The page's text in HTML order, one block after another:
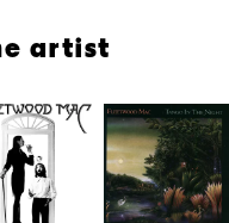
artist